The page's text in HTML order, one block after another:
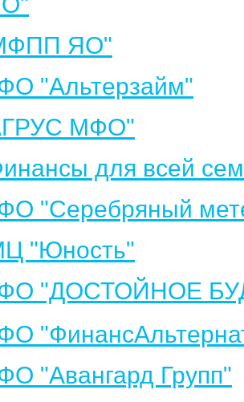
ЯО"
"Альтерзайм"
МФО"
для всей
"Серебряный
"Юность"
"ДОСТОЙНОЕ
"Авангард Групп"